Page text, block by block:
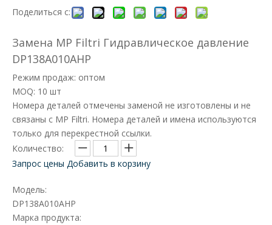
Поделиться с:
Замена MP Filtri Гидравлическое давление
DP138A010AHP
Режим продаж: оптом
MOQ: 10 шт
Номера деталей отмечены заменой не изготовлены и не
связаны с MP Filtri. Номера деталей и имена используются
только для перекрестной ссылки.
Количество:
Запрос цены Добавить в корзину
Модель:
DP138A010AHP
Марка продукта: